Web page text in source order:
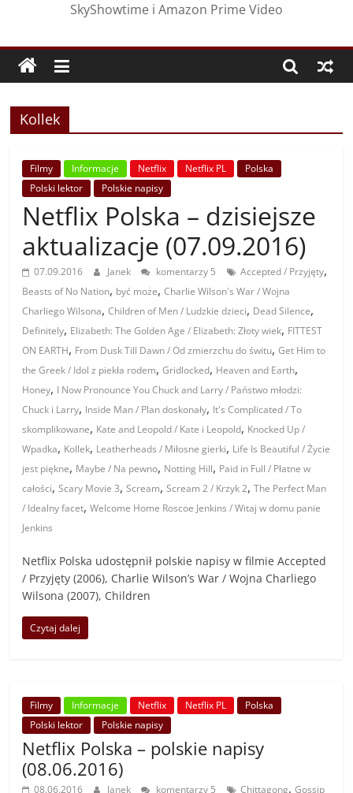
SkyShowtime i Amazon Prime Video
Kollek
Filmy Informacje Netflix Netflix PL
Polska
Polski lektor
Polskie napisy
Netflix Polska – dzisiejsze
aktualizacje (07.09.2016)
07.09.2016 Janek komentarzy 5 Accepted / Przyjęty,
Beasts of No Nation, być może,Charlie Wilson's War / Wojna
Charliego Wilsona,Children of Men / Ludzkie dzieci, Dead Silence,
Definitely, Elizabeth: The Golden Age / Elizabeth: Złoty wiek, FITTEST
ON EARTH, From Dusk Till Dawn / Od zmierzchu do świtu,Get Him to
the Greek / Idol z piekła rodem,Gridlocked, Heaven and Earth,
Honey, I Now Pronounce You Chuck and Larry / Państwo młodzi:
Chuck i Larry, Inside Man / Plan doskonały, It's Complicated / To
skomplikowane, Kate and Leopold / Kate i Leopold, Knocked Up /
Wpadka, Kollek, Leatherheads / Miłosne gierki, Life Is Beautiful / Życie
jest piękne, Maybe / Na pewno, Notting Hill, Paid in Full / Płatne w
całości,Scary Movie 3,Scream,Scream 2 / Krzyk 2,The Perfect Man
/ Idealny facet,Welcome Home Roscoe Jenkins / Witaj w domu panie
Jenkins
Netflix Polska udostępnił polskie napisy w filmie Accepted
/ Przyjęty (2006), Charlie Wilson’s War / Wojna Charliego
Wilsona (2007), Children
Czytaj dalej
Filmy Informacje Netflix Netflix PL
Polska
Polski lektor
Polskie napisy
Netflix Polska – polskie napisy
(08.06.2016)
08.06.2016 Janek komentarzy 5 Chittagong,Gossip